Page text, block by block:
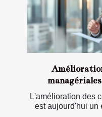
L'amélioration des
est aujourd'hui un